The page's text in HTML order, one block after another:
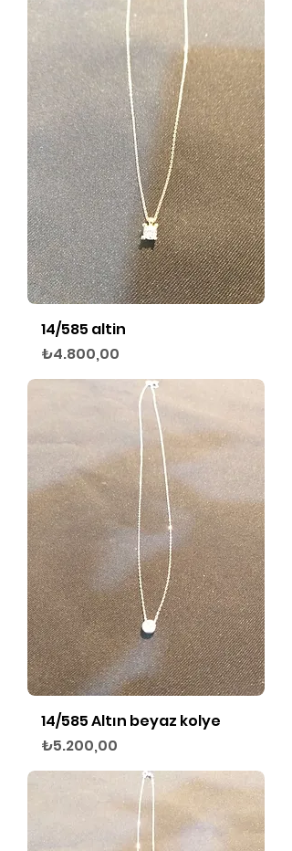
14/585 altin
Fiyat
₺4.800,00
14/585 Altın beyaz kolye
Fiyat
₺5.200,00